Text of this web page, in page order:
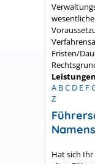
Fristen/
Leistungen
A BC D E F
Z
Hat sich